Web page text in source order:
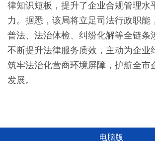
律知识短板，提升了企业合规管理水
力。据悉，该局将立足司法行政职能
普法、法治体检、纠纷化解等全链条
不断提升法律服务质效，主动为企业
筑牢法治化营商环境屏障，护航全市
发展。
电脑版